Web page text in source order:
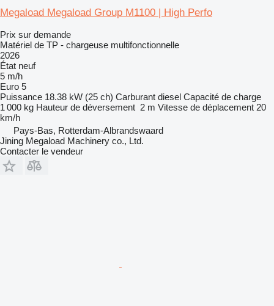
Megaload Megaload Group M1100 | High Perfo
Prix sur demande
Matériel de TP - chargeuse multifonctionnelle
2026
État neuf
5 m/h
Euro 5
Puissance 18.38 kW (25 ch) Carburant diesel Capacité de charge
1 000 kg Hauteur de déversement 2 m Vitesse de déplacement 20
km/h
Pays-Bas, Rotterdam-Albrandswaard
Jining Megaload Machinery co., Ltd.
Contacter le vendeur